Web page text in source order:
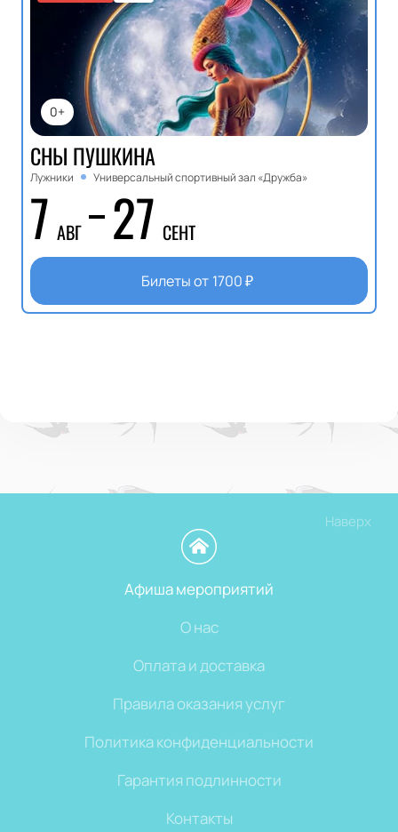
0+
СНЫ ПУШКИНА
Лужники Универсальный спортивный зал «Дружба»
7 АВГ 27 СЕНТ
Билеты от 1700₽
Наверх
Афиша мероприятий
О нас
Оплата и доставка
Правила оказания услуг
Политика конфиденциальности
Гарантия подлинности
Контакты